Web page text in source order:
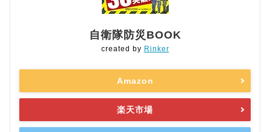
自衛隊防災BOOK
created by Rinker
Amazon
楽天市場